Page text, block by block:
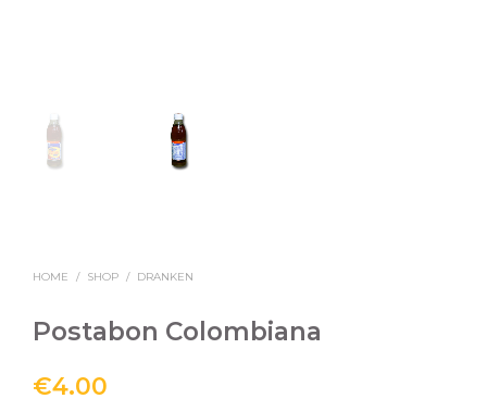
HOME / SHOP / DRANKEN
Postabon Colombiana
€4.00